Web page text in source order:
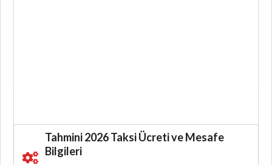
Tahmini 2026 Taksi Ücreti ve Mesafe
Bilgileri